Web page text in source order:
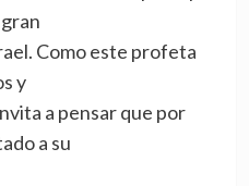
Como este profeta
y
a pensar que por
a su